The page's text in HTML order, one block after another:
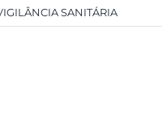
SANITÁRIA